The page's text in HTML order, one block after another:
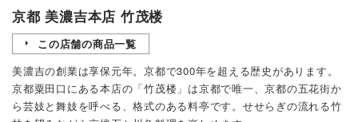
京都 美濃吉本店 竹茂楼
この店舗の商品一覧
美濃吉の創業は享保元年。京都で300年を超える歴史があります。
京都粟田口にある本店の「竹茂楼」は京都で唯一、京都の五花街か
ら芸妓と舞妓を呼べる、格式のある料亭です。せせらぎの流れる竹